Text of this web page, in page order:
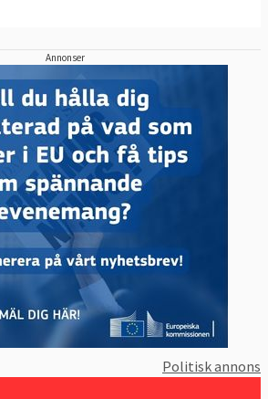
Annonser
Politisk annons